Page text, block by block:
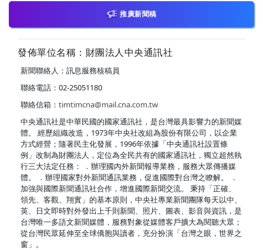
推廣新聞稿
發佈單位名稱：財團法人中央通訊社
新聞聯絡人：訊息服務核稿員
聯絡電話：02-25051180
聯絡信箱： timtimcna@mail.cna.com.tw
中央通訊社是中華民國的國家通訊社，是台灣最具影響力的新聞媒
體。 經歷組織改造，1973年中央社改組為股份有限公司，以企業
方式經營；隨著民主化發展，1996年依據「中央通訊社設置條
例」改制為財團法人，定位為全民共有的國家通訊社，獨立超然執
行三大法定任務： ．辦理國內外新聞報導業務，服務大眾傳播媒
體。 ．辦理國家對外新聞通訊業務，促進國際對台灣之瞭解。 ．
加強與國際新聞通訊社合作，增進國際新聞交流。 秉持「正確、
領先、客觀、翔實」的基本原則，中央社專業新聞團隊每天以中、
英、日文即時對外發出上千則新聞、照片、圖表、影音與資訊，是
台灣唯一多語文新聞媒體，服務對象從媒體客戶擴大為閱聽大眾；
從台灣民眾延伸至全球僑胞與讀者，充分扮演「台灣之眼，世界之
窗」。